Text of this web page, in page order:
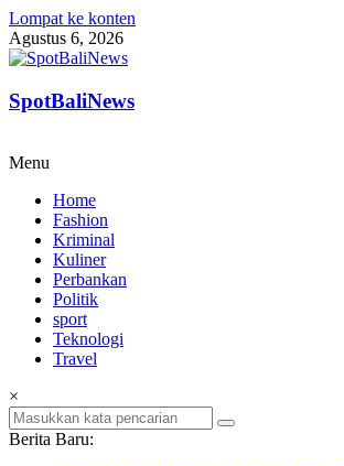
Lompat ke konten
Agustus 6, 2026
SpotBaliNews
Menu
Home
Fashion
Kriminal
Kuliner
Perbankan
Politik
sport
Teknologi
Travel
×
Berita Baru: